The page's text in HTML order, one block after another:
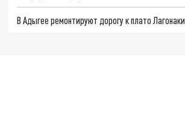
В Адыгее ремонтируют дорогу к плато Лагонаки